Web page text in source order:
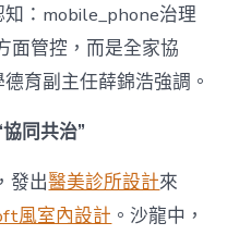
：mobile_phone治理
面管控，而是全家協
育副主任薛錦浩強調。
同共治”
發出醫美診所設計來
風室內設計 。沙龍中，